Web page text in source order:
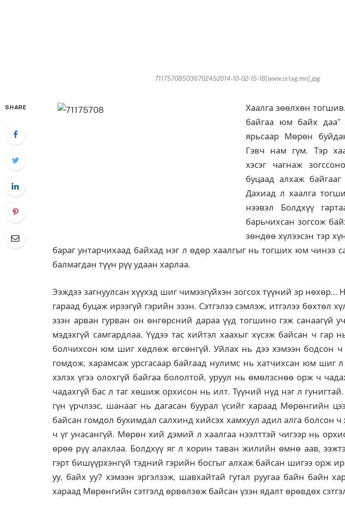
711757085036702452014-10-02-15-18[www.urlag.mn].jpg
SHARE
Хаалга зөөлхөн
байгаа юм байх даа”
ярьсаар Мөрөн
Гэвч нам гүм. Тэр
хэсэг чагнаж
буцаад алхаж
Дахиад л хаалга
нээвэл Болдхүү
барьчихсан зогсож
зөндөө хүлээсэн тэр
бараг унтарчихаад байхад нэг л өдөр хаалгыг нь тогших юм чинээ
балмагдан түүн рүү удаан харлаа.
Ээждээ загнуулсан хүүхэд шиг чимээгүйхэн зогсох түүний эр нөхөр…
гараад буцаж ирээгүй гэрийн эзэн. Сэтгэлээ сэмлэж, итгэлээ бөхтөл
эзэн арван гурван он өнгөрсний дараа үүд тогшино гэж санаагүй
мэдэхгүй самгардлаа. Үүдээ тас хийтэл хаахыг хүсэж байсан ч гар
болчихсон юм шиг хөдлөж өгсөнгүй. Уйлах нь дээ хэмээн бодсон
гомдож, харамсаж урсгасаар байгаад нулимс нь хатчихсан юм шиг л
хэлэх үгээ олохгүй байгаа бололтой, уруул нь өмөлзснөө орж ч
чадахгүй бас л таг хөшиж орхисон нь илт. Түүний нүд нэг л
гүн үрчлээс, шанааг нь дагасан буурал үсийг хараад Мөрөнгийн
байсан гомдол бухимдал салхинд хийсэх хамхуул адил алга болсон
ч үг унасангүй. Мөрөн хий дэмий л хаалгаа нээлттэй чигээр нь
өрөө рүү алахлаа. Болдхүү яг л хорин таван жилийн өмнө аав,
гэрт бишүүрхэнгүй тэдний гэрийн босгыг алхаж байсан шигээ орж
уу, байх уу? хэмээн эргэлзэж, шавхайтай гутал руугаа байн байн
хараад Мөрөнгийн сэтгэлд өрвөлзөж байсан үзэн ядалт өрөвдөх